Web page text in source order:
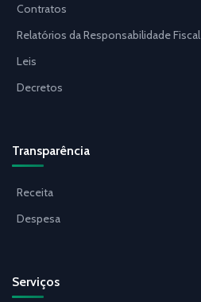
Contratos
Relatórios da Responsabilidade Fiscal
Leis
Decretos
Transparência
Receita
Despesa
Serviços